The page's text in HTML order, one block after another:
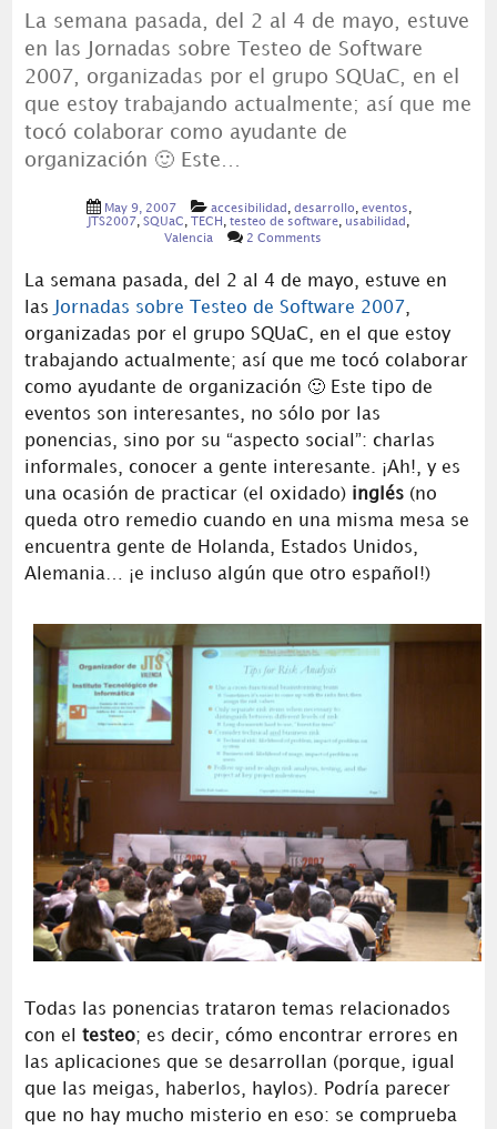
La semana pasada, del 2 al 4 de mayo, estuve
en las Jornadas sobre Testeo de Software
2007, organizadas por el grupo SQUaC, en el
que estoy trabajando actualmente; así que me
tocó colaborar como ayudante de
organización 🙂 Este…
May 9, 2007 accesibilidad desarrollo eventos
JTS2007
SQUaC TECH testeo de software usabilidad
Valencia
2 Comments
La semana pasada, del 2 al 4 de mayo, estuve en
las Jornadas sobre Testeo de Software 2007,
organizadas por el grupo SQUaC, en el que estoy
trabajando actualmente; así que me tocó colaborar
como ayudante de organización 🙂 Este tipo de
eventos son interesantes, no sólo por las
ponencias, sino por su “aspecto social”: charlas
informales, conocer a gente interesante. ¡Ah!, y es
una ocasión de practicar (el oxidado) inglés (no
queda otro remedio cuando en una misma mesa se
encuentra gente de Holanda, Estados Unidos,
Alemania… ¡e incluso algún que otro español!)
Todas las ponencias trataron temas relacionados
con el testeo; es decir, cómo encontrar errores en
las aplicaciones que se desarrollan (porque, igual
que las meigas, haberlos, haylos). Podría parecer
que no hay mucho misterio en eso: se comprueba